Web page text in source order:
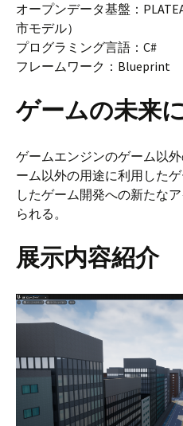
オープンデータ基盤：
市モデル）
プログラミング言語：C#
フレームワーク：Blueprint
ゲームの未来
ゲームエンジンのゲーム以
ーム以外の用途に利用した
したゲーム開発への新たな
られる。
展示内容紹介